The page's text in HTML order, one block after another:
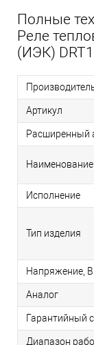
Полные
Реле
(ИЭК)
Артикул
Расширенный
Наименование
Исполнение
Тип изделия
Напряжение, В
Аналог
Гарантийный
Диапазон